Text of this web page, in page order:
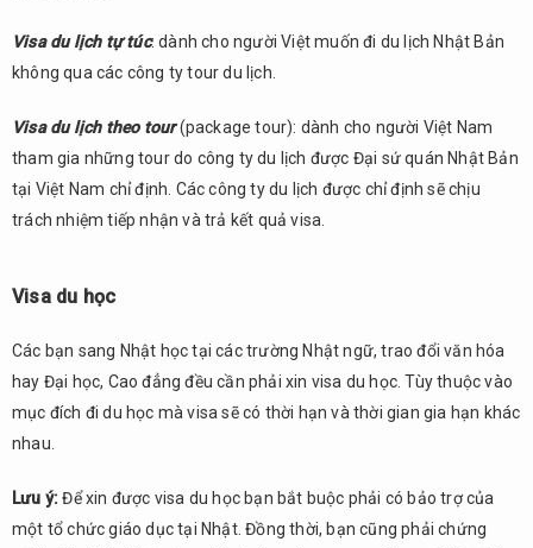
Visa du lịch tự túc: dành cho người Việt muốn đi du lịch Nhật Bản
không qua các công ty tour du lịch.
Visa du lịch theo tour(package tour): dành cho người Việt Nam
tham gia những tour do công ty du lịch được Đại sứ quán Nhật Bản
tại Việt Nam chỉ định. Các công ty du lịch được chỉ định sẽ chịu
trách nhiệm tiếp nhận và trả kết quả visa.
Visa du học
Các bạn sang Nhật học tại các trường Nhật ngữ, trao đổi văn hóa
hay Đại học, Cao đẳng đều cần phải xin visa du học. Tùy thuộc vào
mục đích đi du học mà visa sẽ có thời hạn và thời gian gia hạn khác
nhau.
Lưu ý:Để xin được visa du học bạn bắt buộc phải có bảo trợ của
một tổ chức giáo dục tại Nhật. Đồng thời, bạn cũng phải chứng